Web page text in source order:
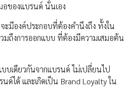
อของแบรนด์ นั่นเอง
ะมีองค์ประกอบที่ต้องคำนึงถึง ทั้งใน
ถึงการออกแบบ ที่ต้องมีความเสมอต้น
บเดียวกันจากแบรนด์ ไม่เปลี่ยนไป
ด์ได้ และเกิดเป็น Brand Loyalty ใน